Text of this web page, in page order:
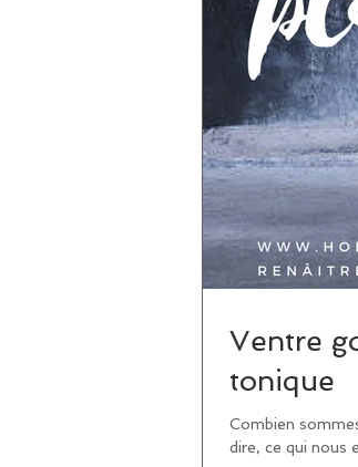
Ventre
tonique
Combien
dire, ce qui nous